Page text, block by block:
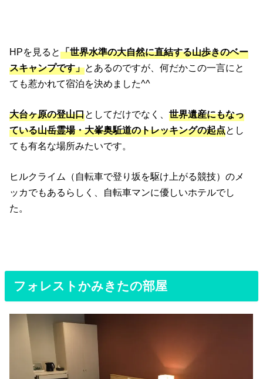
HPを見ると「世界水準の大自然に直結する山歩きのベー
スキャンプです」とあるのですが、何だかこの一言にと
ても惹かれて宿泊を決めました^^
大台ヶ原の登山口としてだけでなく、世界遺産にもなっ
ている山岳霊場・大峯奥駈道のトレッキングの起点とし
ても有名な場所みたいです。
ヒルクライム（自転車で登り坂を駆け上がる競技）のメ
ッカでもあるらしく、自転車マンに優しいホテルでし
た。
フォレストかみきたの部屋